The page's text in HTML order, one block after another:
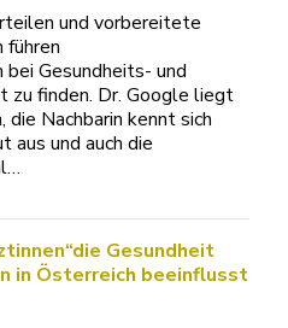
und vorbereitete
führen
bei Gesundheits- und
zu finden. Dr. Google liegt
Nachbarin kennt sich
aus und auch die
Gesundheit
in Österreich beeinflusst